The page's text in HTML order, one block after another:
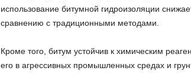
использование битумной гидроизоляции
сравнению с традиционными методами.
Кроме того, битум устойчив к химическим
его в агрессивных промышленных средах и